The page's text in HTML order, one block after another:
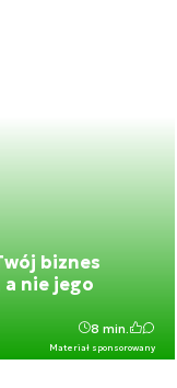
biznes
a nie jego
Materiał sponsorowany
8 min.